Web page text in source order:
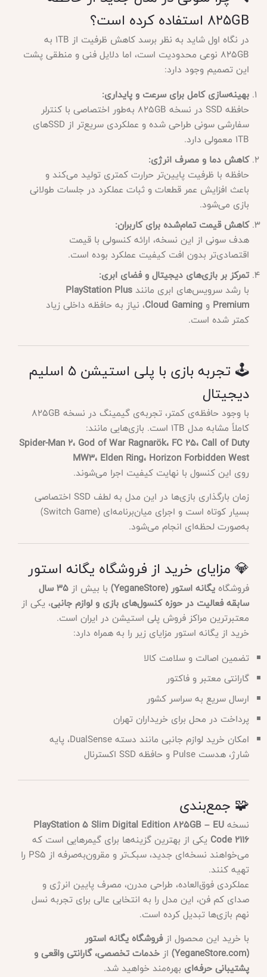
825GB استفاده کرده است؟
در نگاه اول شاید به نظر برسد کاهش ظرفیت از 1TB به
825GB نوعی محدودیت است، اما دلایل فنی و منطقی پشت
این تصمیم وجود دارد:
بهینه‌سازی کامل برای سرعت و پایداری:
حافظه SSD در نسخه 825GB به‌طور اختصاصی با کنترلر
سفارشی سونی طراحی شده و عملکردی سریع‌تر از SSDهای
1TB معمولی دارد.
کاهش دما و مصرف انرژی:
حافظه با ظرفیت پایین‌تر حرارت کمتری تولید می‌کند و
باعث افزایش عمر قطعات و ثبات عملکرد در جلسات طولانی
بازی می‌شود.
کاهش قیمت تمام‌شده برای کاربران:
هدف سونی از این نسخه، ارائه کنسولی با قیمت
اقتصادی‌تر بدون افت کیفیت عملکرد بوده است.
تمرکز بر بازی‌های دیجیتال و فضای ابری:
با رشد سرویس‌های ابری مانندPlayStation Plus
Premium و Cloud Gaming، نیاز به حافظه داخلی زیاد
کمتر شده است.
🕹️ تجربه بازی با پلی استیشن 5 اسلیم
دیجیتال
با وجود حافظه‌ی کمتر، تجربه‌ی گیمینگ در نسخه 825GB
کاملاً مشابه مدل 1TB است. بازی‌هایی مانند:
Spider-Man 2، God of War Ragnarök، FC 25، Call of Duty
MW3، Elden Ring، Horizon Forbidden West
روی این کنسول با نهایت کیفیت اجرا می‌شوند.
زمان بارگذاری بازی‌ها در این مدل به لطف SSD اختصاصی
بسیار کوتاه است و اجرای میان‌برنامه‌ای (Switch Game)
به‌صورت لحظه‌ای انجام می‌شود.
💎 مزایای خرید از فروشگاه یگانه استور
فروشگاهیگانه استور (YeganeStore) با بیش از
۳۵ سال
سابقه فعالیت در حوزه کنسول‌های بازی و لوازم جانبی، یکی از
معتبرترین مراکز فروش پلی استیشن در ایران است.
خرید از یگانه استور مزایای زیر را به همراه دارد:
تضمین اصالت و سلامت کالا
گارانتی معتبر و فاکتور
ارسال سریع به سراسر کشور
پرداخت در محل برای خریداران تهران
امکان خرید لوازم جانبی مانند دسته DualSense، پایه
شارژ، هدست Pulse و حافظه SSD اکسترنال
🧩 جمع‌بندی
نسخهPlayStation 5 Slim Digital Edition 825GB – EU
Code 2116 یکی از بهترین گزینه‌ها برای گیمرهایی است که
می‌خواهند نسخه‌ای جدید، سبک‌تر و مقرون‌به‌صرفه از PS5 را
تهیه کنند.
عملکردی فوق‌العاده، طراحی مدرن، مصرف پایین انرژی و
صدای کم فن، این مدل را به انتخابی عالی برای تجربه نسل
نهم بازی‌ها تبدیل کرده است.
با خرید این محصول ازفروشگاه یگانه استور
(YeganeStore.com)
ازخدمات تخصصی، گارانتی واقعی و
پشتیبانی حرفه‌ای بهره‌مند خواهید شد.